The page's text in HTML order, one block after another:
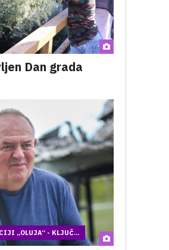
Dan grada
„OLUJA“ - KLJUČ...